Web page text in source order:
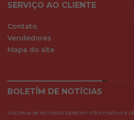
SERVIÇO AO CLIENTE
Contato
Vendedores
Mapa do site
BOLETÍM DE NOTÍCIAS
Inscreva-se no nosso boletim informativo e